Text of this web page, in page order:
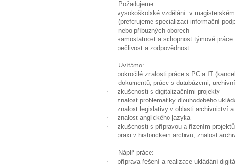
Požadujeme:
·
vysokoškolské vzdělání v
(preferujeme specializaci informační
nebo příbuzných oborech
·
samostatnost a schopnost týmové práce
·
pečlivost a zodpovědnost
Uvítáme:
·
pokročilé znalosti práce s PC a IT
dokumentů, práce s databázemi,
·
zkušenosti s digitalizačními projekty
·
znalost problematiky dlouhodobého
·
znalost legislativy v oblasti archivnictví
·
znalost anglického jazyka
·
zkušenosti s přípravou a řízením projektů
·
praxi v historickém archivu, znalost
Náplň práce:
·
příprava řešení a realizace ukládání